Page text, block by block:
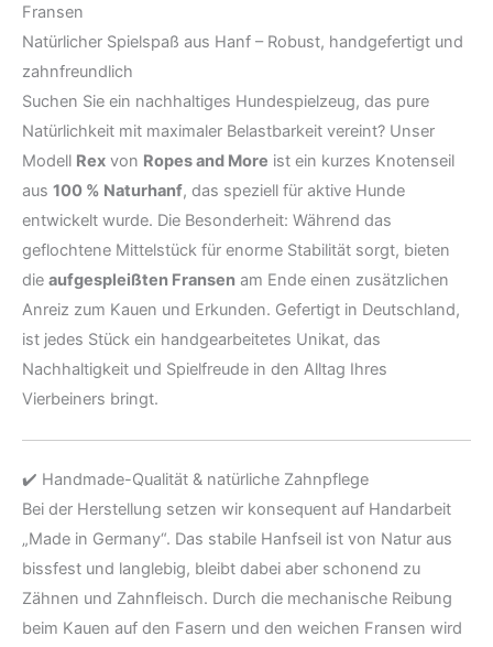
Fransen
Natürlicher Spielspaß aus Hanf – Robust, handgefertigt und
zahnfreundlich
Suchen Sie ein nachhaltiges Hundespielzeug, das pure
Natürlichkeit mit maximaler Belastbarkeit vereint? Unser
Modell Rex von Ropes and More ist ein kurzes Knotenseil
aus 100 % Naturhanf, das speziell für aktive Hunde
entwickelt wurde. Die Besonderheit: Während das
geflochtene Mittelstück für enorme Stabilität sorgt, bieten
die aufgespleißten Fransen am Ende einen zusätzlichen
Anreiz zum Kauen und Erkunden. Gefertigt in Deutschland,
ist jedes Stück ein handgearbeitetes Unikat, das
Nachhaltigkeit und Spielfreude in den Alltag Ihres
Vierbeiners bringt.
✔️ Handmade-Qualität & natürliche Zahnpflege
Bei der Herstellung setzen wir konsequent auf Handarbeit
„Made in Germany“. Das stabile Hanfseil ist von Natur aus
bissfest und langlebig, bleibt dabei aber schonend zu
Zähnen und Zahnfleisch. Durch die mechanische Reibung
beim Kauen auf den Fasern und den weichen Fransen wird